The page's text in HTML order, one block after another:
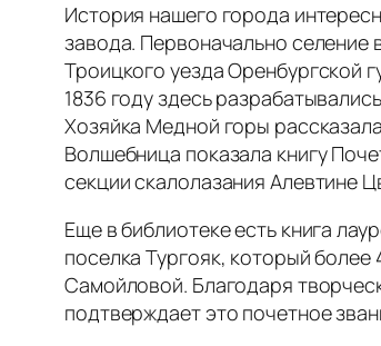
История нашего города
завода. Первоначально
Троицкого уезда Оренбургской
1836 году здесь
Хозяйка Медной горы
Волшебница показала книгу
секции скалолазания Алевтине
Еще в библиотеке есть книга
поселка Тургояк, который
Самойловой. Благодаря
подтверждает это почетное